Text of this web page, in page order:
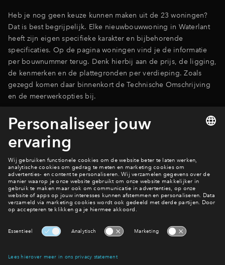
Heb je nog geen keuze kunnen maken uit de 23 woningen?
Dat is best begrijpelijk. Elke nieuwbouwwoning in Waterlant
heeft zijn eigen specifieke karakter en bijbehorende
specificaties. Op de pagina woningen vind je de informatie
per bouwnummer terug. Denk hierbij aan de prijs, de ligging,
de kenmerken en de plattegronden per verdieping. Zoals
gezegd komen daar binnenkort de Technische Omschrijving
en de meerwerkopties bij.
Meer weten?
Bekijk de woningen
Hoe werkt dat eigenlijk?
Een nieuwbouwwoning kopen